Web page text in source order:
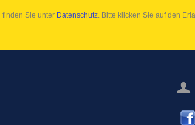
finden Sie unter Datenschutz . Bitte klicken Sie auf den